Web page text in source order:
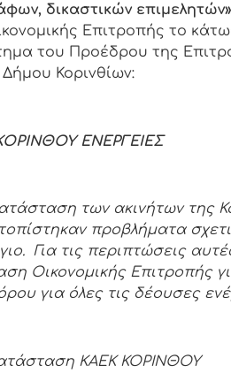
δικαστικών
Επιτροπής το
του Προέδρου της
Κορινθίων:
ΕΝΕΡΓΕΙΕΣ
των ακινήτων της
προβλήματα
Για τις περιπτώσεις
Οικονομικής Επιτροπής
για όλες τις δέουσες
ΚΑΕΚ ΚΟΡΙΝΘΟΥ